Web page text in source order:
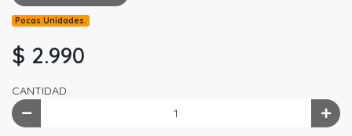
Pocas Unidades.
$ 2.990
CANTIDAD